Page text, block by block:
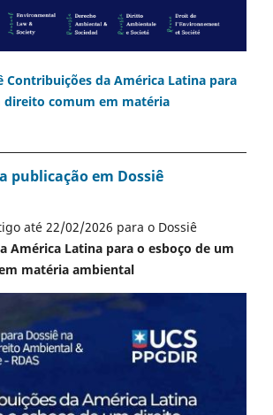
Contribuições da América Latina para
direito comum em matéria
publicação em Dossiê
até 22/02/2026 para o Dossiê
América Latina para o esboço de um
matéria ambiental